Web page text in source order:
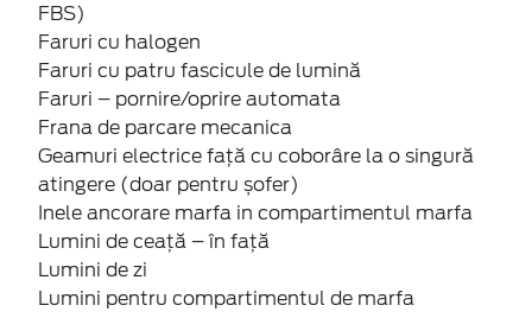
FBS)
Faruri cu halogen
Faruri cu patru fascicule de lumină
Faruri – pornire/oprire automata
Frana de parcare mecanica
Geamuri electrice faţă cu coborâre la o singură
atingere (doar pentru șofer)
Inele ancorare marfa in compartimentul marfa
Lumini de ceață – în față
Lumini de zi
Lumini pentru compartimentul de marfa